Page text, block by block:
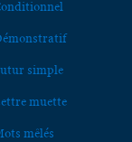
simple
muette
mêlés